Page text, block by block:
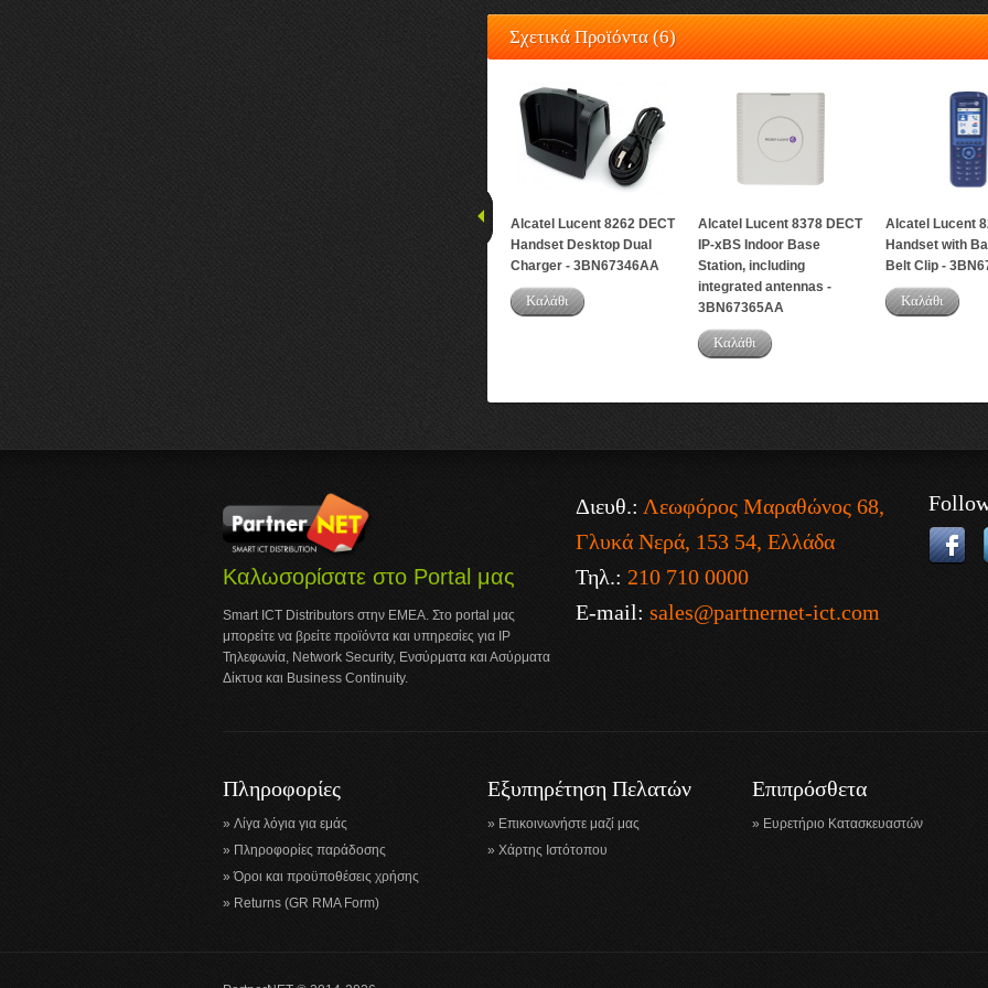
Σχετικά Προϊόντα (6)
Alcatel Lucent 8262 DECT
Handset Desktop Dual
Charger - 3BN67346AA
Καλάθι
Alcatel Lucent 8378 DECT
IP-xBS Indoor Base
Station, including
integrated antennas -
3BN67365AA
Καλάθι
Alcatel Lucent
Handset with
Belt Clip -
Καλάθι
Καλωσορίσατε στο Portal μας
Smart ICT Distributors στην ΕΜΕΑ. Στο portal μας
μπορείτε να βρείτε προϊόντα και υπηρεσίες για IP
Τηλεφωνία, Network Security, Ενσύρματα και Ασύρματα
Δίκτυα και Business Continuity.
Διευθ.: Λεωφόρος Μαραθώνος 68,
Γλυκά Νερά, 153 54, Ελλάδα
Τηλ.: 210 710 0000
E-mail: sales@partnernet-ict.com
Πληροφορίες
Λίγα λόγια για εμάς
Πληροφορίες παράδοσης
Όροι και προϋποθέσεις χρήσης
Returns (GR RMA Form)
Εξυπηρέτηση Πελατών
Επικοινωνήστε μαζί μας
Χάρτης Ιστότοπου
Επιπρόσθετα
Ευρετήριο Κατασκευαστών